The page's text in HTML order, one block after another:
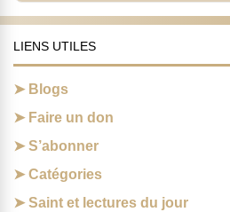
LIENS UTILES
Blogs
Faire un don
S’abonner
Catégories
Saint et lectures du jour